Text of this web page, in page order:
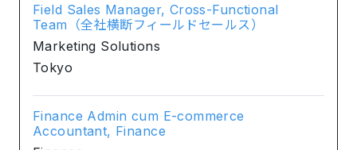
Field Sales Manager, Cross-Functional
Team（全社横断フィールドセールス）
Marketing Solutions
Tokyo
Finance Admin cum E-commerce
Accountant, Finance